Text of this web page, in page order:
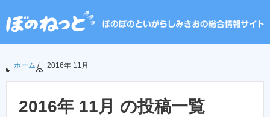
ホーム / 2016年 11月
2016年 11月 の投稿一覧